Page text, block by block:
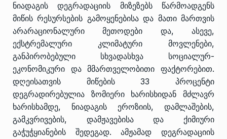
ნიადაგის დეგრადაციის მიზეზებს წარმოადგენს
მიწის რესურსების გამოყენებისა და მათი მართვის
არარაციონალური მეთოდები და, ასევე,
ექსტრემალური კლიმატური მოვლენები,
განპირობებული სხვადასხვა სოციალურ-
ეკონომიკური და მმართველობითი ფაქტორებით.
დღეისათვის მიწების 33 პროცენტი
დეგრადირებულია ზომიერი ხარისხიდან მძლავრ
ხარისხამდე, ნიადაგის ეროზიის, დამლაშების,
გამკვრივების, დამჟავებისა და ქიმიური
გაჭუჭყიანების შედეგად. ამჟამად დეგრადაციის